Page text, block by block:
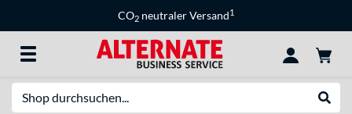
CO2 neutraler Versand1